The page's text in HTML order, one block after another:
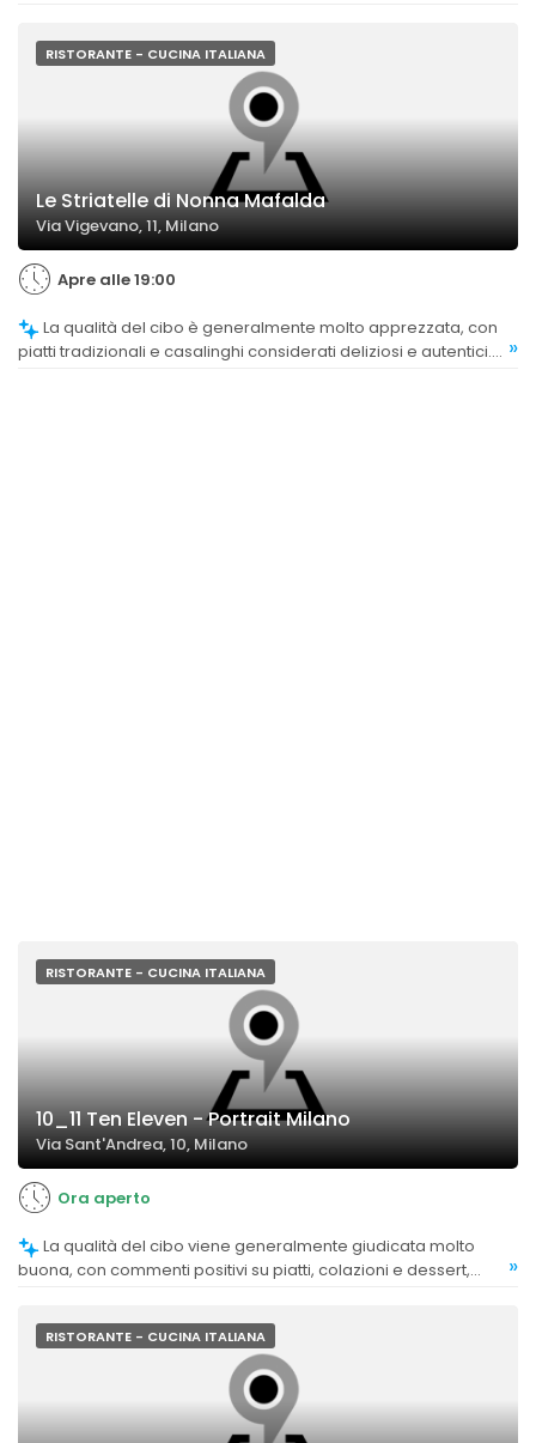
RISTORANTE - CUCINA ITALIANA
Le Striatelle di Nonna Mafalda
Via Vigevano, 11, Milano
Apre alle 19:00
piatti tradizionali e casalinghi considerati deliziosi e autentici.
»
RISTORANTE - CUCINA ITALIANA
10_11 Ten Eleven - Portrait Milano
Via Sant'Andrea, 10, Milano
Ora aperto
buona, con commenti positivi su piatti, colazioni e dessert,
»
RISTORANTE - CUCINA ITALIANA